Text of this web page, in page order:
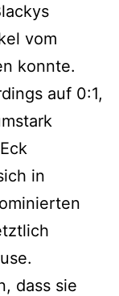
vom
konnte.
auf 0:1,
in
dass sie